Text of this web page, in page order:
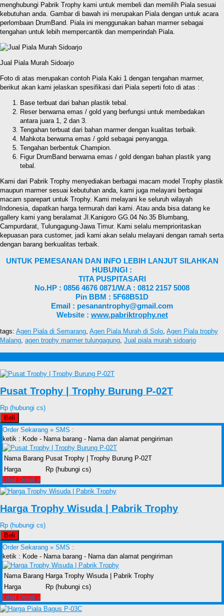
menghubungi Pabrik Trophy kami untuk membeli dan memilih Piala sesuai
kebutuhan anda. Gambar di bawah ini merupakan Piala dengan untuk acara
perlombaan DrumBand. Piala ini menggunakan bahan marmer sebagai
tengahan untuk lebih mempercantik dan memperindah Piala.
Jual Piala Murah Sidoarjo
Foto di atas merupakan contoh Piala Kaki 1 dengan tengahan marmer,
berikut akan kami jelaskan spesifikasi dari Piala seperti foto di atas :
Base terbuat dari bahan plastik tebal.
Reser berwarna emas / gold yang berfungsi untuk membedakan
antara juara 1, 2 dan 3.
Tengahan terbuat dari bahan marmer dengan kualitas terbaik.
Mahkota berwarna emas / gold sebagai penyangga.
Tengahan berbentuk Champion.
Figur DrumBand berwarna emas / gold dengan bahan plastik yang
tebal.
Kami dari Pabrik Trophy menyediakan berbagai macam model Trophy plastik
maupun marmer sesuai kebutuhan anda, kami juga melayani berbagai
macam sparepart untuk Trophy. Kami melayani ke seluruh wilayah
Indonesia, dapatkan harga termurah dari kami. Atau anda bisa datang ke
gallery kami yang beralamat Jl.Kanigoro GG.04 No.35 Blumbang,
Campurdarat, Tulungagung-Jawa Timur. Kami selalu memprioritaskan
kepuasan para customer, jadi kami akan selalu melayani dengan ramah serta
dengan barang berkualitas terbaik.
UNTUK PEMESANAN DAN INFO LEBIH LANJUT SILAHKAN
HUBUNGI :
TITA PUSPITASARI
No.HP : 0856 4676 0871/W.A : 0812 2157 5008
Pin BBM : 5F68B51D
Email : pesanantrophy@gmail.com
Website : www.pabriktrophy.net
tags: Agen Piala di Semarang, Agen Piala Murah di Solo, Agen Piala trophy
Malang, agen trophy marmer tulungagung, Jual piala murah sidoarjo
Pusat Trophy | Trophy Burung P-02T
Rp (hubungi cs)
Beli
Order Sekarang » SMS :
ketik : Kode - Nama barang - Nama dan alamat pengiriman
Nama Barang Pusat Trophy | Trophy Burung P-02T
Harga
Rp (hubungi cs)
Lihat Detail »
Harga Trophy Wisuda | Pabrik Trophy
Rp (hubungi cs)
Beli
Order Sekarang » SMS :
ketik : Kode - Nama barang - Nama dan alamat pengiriman
Nama Barang Harga Trophy Wisuda | Pabrik Trophy
Harga
Rp (hubungi cs)
Lihat Detail »